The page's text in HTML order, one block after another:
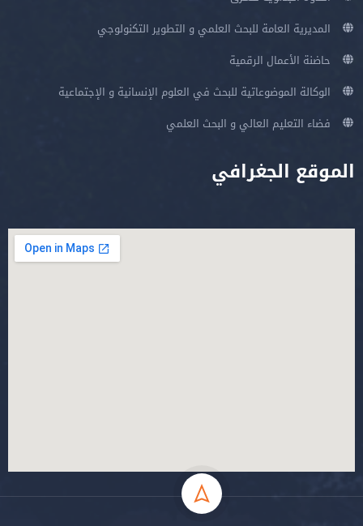
المديرية العامة للبحث العلمي و التطوير التكنولوجي
حاضنة الأعمال الرقمية
الوكالة الموضوعاتية للبحث في العلوم الإنسانية و الإجتماعية
فضاء التعليم العالي و البحث العلمي
الموقع الجغرافي